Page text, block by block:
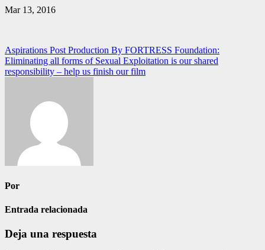
Mar 13, 2016
Navegación
de
Aspirations Post Production By FORTRESS Foundation:
Eliminating all forms of Sexual Exploitation is our shared
responsibility – help us finish our film
Por
Entrada relacionada
Deja una respuesta